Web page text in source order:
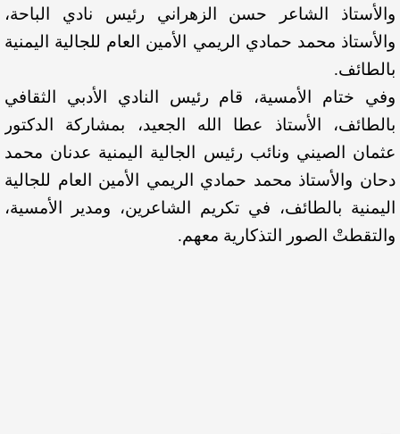
والأستاذ الشاعر حسن الزهراني رئيس نادي الباحة،
والأستاذ محمد حمادي الريمي الأمين العام للجالية اليمنية
بالطائف.
وفي ختام الأمسية، قام رئيس النادي الأدبي الثقافي
بالطائف، الأستاذ عطا الله الجعيد، بمشاركة الدكتور
عثمان الصيني ونائب رئيس الجالية اليمنية عدنان محمد
دحان والأستاذ محمد حمادي الريمي الأمين العام للجالية
اليمنية بالطائف، في تكريم الشاعرين، ومدير الأمسية،
والتقطتْ الصور التذكارية معهم.